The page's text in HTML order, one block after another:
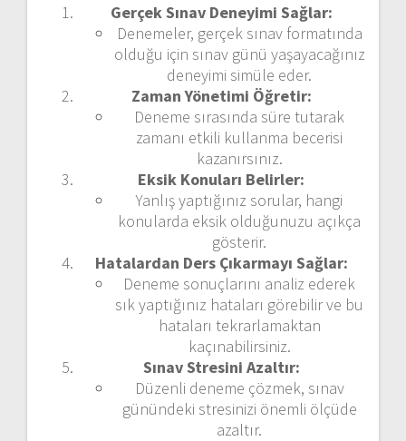
Gerçek Sınav Deneyimi Sağlar:
Denemeler, gerçek sınav formatında
olduğu için sınav günü yaşayacağınız
deneyimi simüle eder.
Zaman Yönetimi Öğretir:
Deneme sırasında süre tutarak
zamanı etkili kullanma becerisi
kazanırsınız.
Eksik Konuları Belirler:
Yanlış yaptığınız sorular, hangi
konularda eksik olduğunuzu açıkça
gösterir.
Hatalardan Ders Çıkarmayı Sağlar:
Deneme sonuçlarını analiz ederek
sık yaptığınız hataları görebilir ve bu
hataları tekrarlamaktan
kaçınabilirsiniz.
Sınav Stresini Azaltır:
Düzenli deneme çözmek, sınav
günündeki stresinizi önemli ölçüde
azaltır.